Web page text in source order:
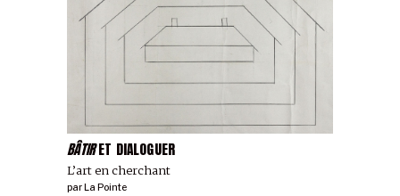
BÂTIRET DIALOGUER
L’art en cherchant
parLa Pointe